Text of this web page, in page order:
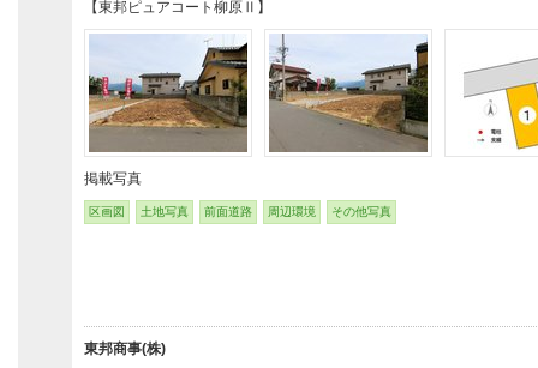
【東邦ピュアコート柳原Ⅱ】
掲載写真
区画図 土地写真 前面道路 周辺環境 その他写真
東邦商事(株)